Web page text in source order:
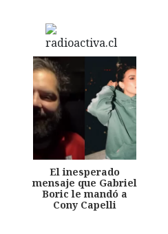
El inesperado
mensaje que Gabriel
Boric le mandó a
Cony Capelli